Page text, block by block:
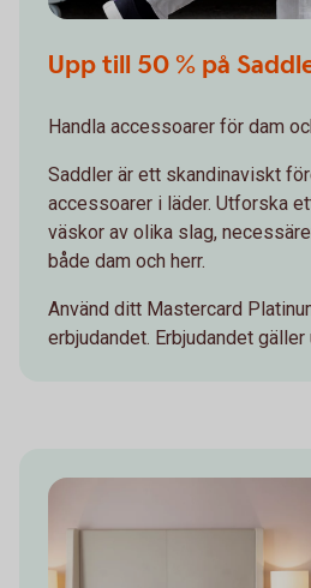
Upp till 50 % på
Handla accessoarer för dam
Saddler är ett skandinaviskt
accessoarer i läder. Utforska
väskor av olika slag,
både dam och herr.
Använd ditt Mastercard
erbjudandet. Erbjudandet gäller